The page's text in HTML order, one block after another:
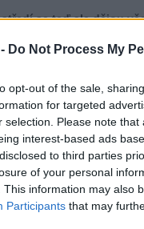
Do Not Process My
opt-out of the sale,
for targeted
selection. Please note
interest-based ads
to third parties
of your personal
This information may also
Participants that may